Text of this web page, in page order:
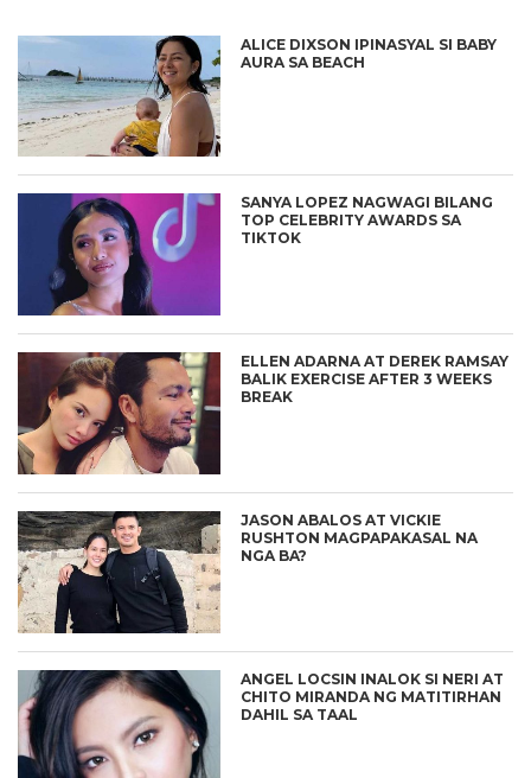
ALICE DIXSON IPINASYAL SI BABY
AURA SA BEACH
SANYA LOPEZ NAGWAGI BILANG
TOP CELEBRITY AWARDS SA
TIKTOK
ELLEN ADARNA AT DEREK RAMSAY
BALIK EXERCISE AFTER 3 WEEKS
BREAK
JASON ABALOS AT VICKIE
RUSHTON MAGPAPAKASAL NA
NGA BA?
ANGEL LOCSIN INALOK SI NERI AT
CHITO MIRANDA NG MATITIRHAN
DAHIL SA TAAL